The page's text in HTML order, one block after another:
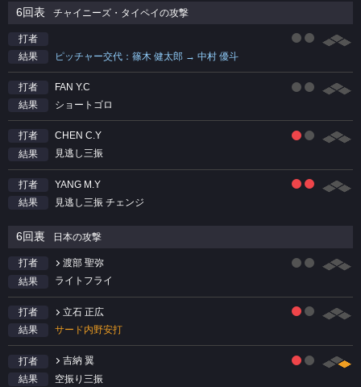
6回表 チャイニーズ・タイペイの攻撃
打者
結果
ピッチャー交代：篠木 健太郎 → 中村 優斗
打者
FAN Y.C
結果
ショートゴロ
打者
CHEN C.Y
結果
見逃し三振
打者
YANG M.Y
結果
見逃し三振 チェンジ
6回裏 日本の攻撃
打者
渡部 聖弥
結果
ライトフライ
打者
立石 正広
結果
サード内野安打
打者
吉納 翼
結果
空振り三振